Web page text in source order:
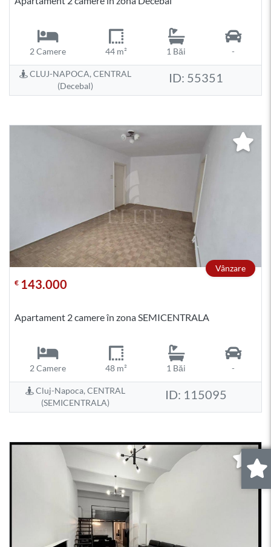
2 Camere 44 m² 1 Băi -
CLUJ-NAPOCA, CENTRAL
(Decebal)
ID: 55351
Vânzare
€ 143.000
Apartament 2 camere în zona SEMICENTRALA
2 Camere 48 m² 1 Băi -
Cluj-Napoca, CENTRAL
(SEMICENTRALA)
ID: 115095